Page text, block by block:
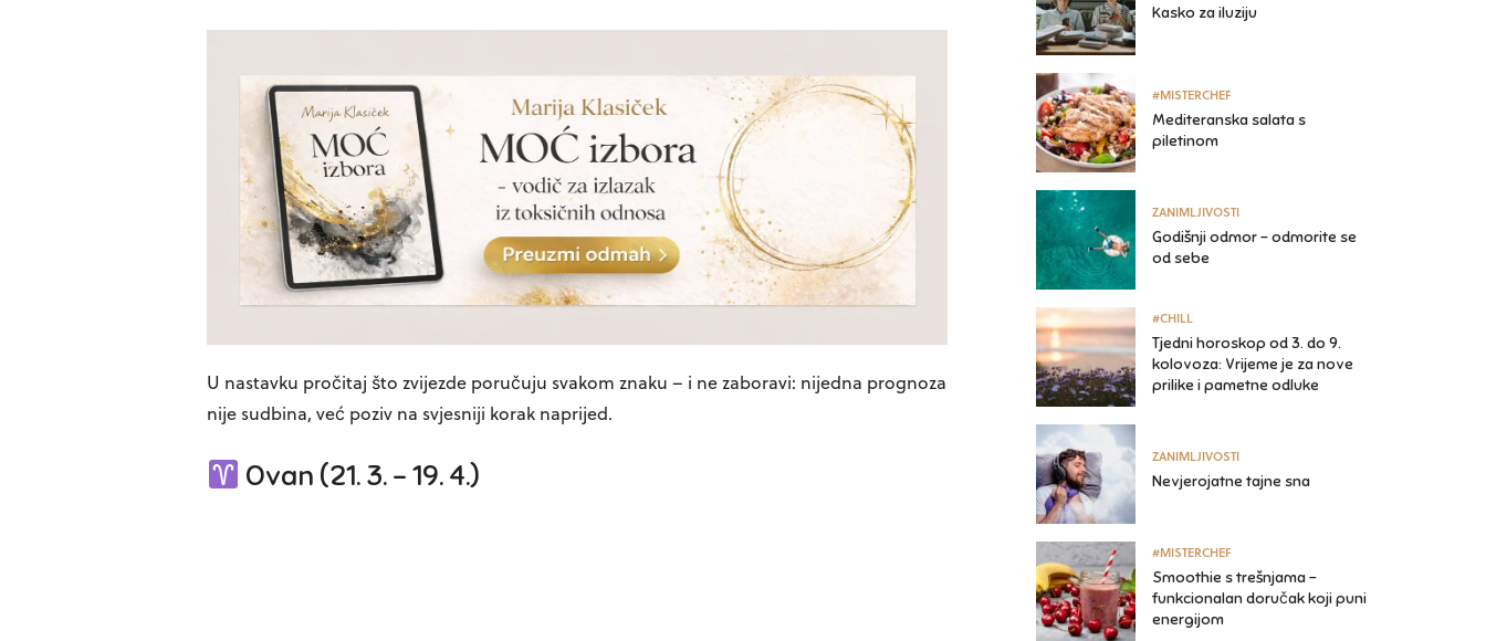
U nastavku pročitaj što zvijezde poručuju svakom znaku – i ne zaboravi: nijedna prognoza
nije sudbina, već poziv na svjesniji korak naprijed.
Ovan (21. 3. – 19. 4.)
Kasko za iluziju
#MISTERCHEF
Mediteranska salata s
piletinom
ZANIMLJIVOSTI
Godišnji odmor – odmorite se
od sebe
#CHILL
Tjedni horoskop od 3. do 9.
kolovoza: Vrijeme je za nove
prilike i pametne odluke
ZANIMLJIVOSTI
Nevjerojatne tajne sna
#MISTERCHEF
Smoothie s trešnjama –
funkcionalan doručak koji puni
energijom